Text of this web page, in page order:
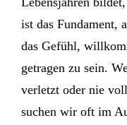
ist das Fundament,
das Gefühl,
getragen zu sein.
verletzt oder nie
suchen wir oft im